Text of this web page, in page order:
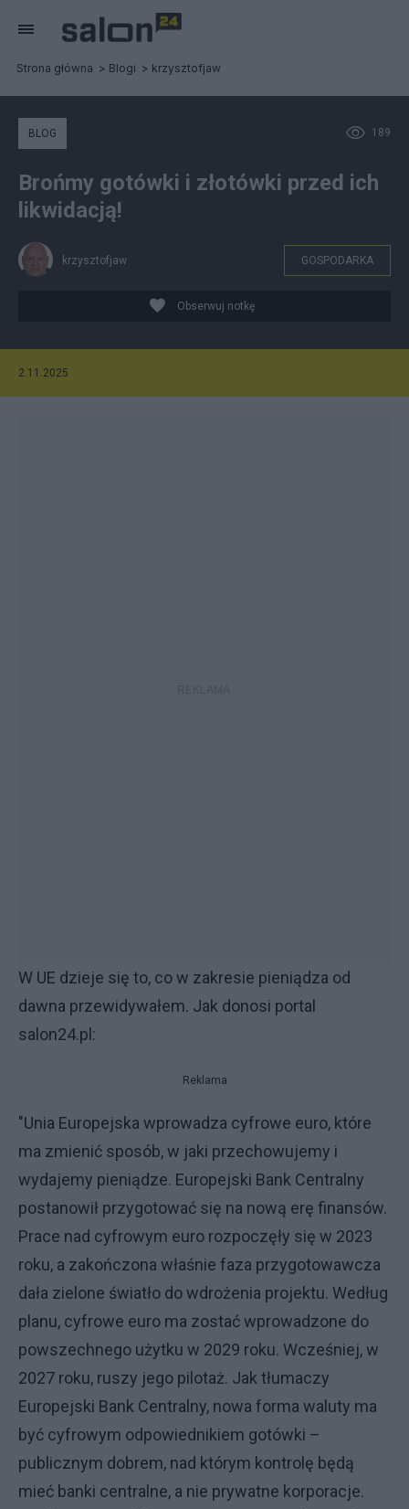
Strona główna Blogi krzysztofjaw
189
BLOG
Brońmy gotówki i złotówki przed ich
likwidacją!
krzysztofjaw GOSPODARKA
Obserwuj notkę
2.11.2025
W UE dzieje się to, co w zakresie pieniądza od
dawna przewidywałem. Jak donosi portal
salon24.pl:
Reklama
"Unia Europejska wprowadza cyfrowe euro, które
ma zmienić sposób, w jaki przechowujemy i
wydajemy pieniądze. Europejski Bank Centralny
postanowił przygotować się na nową erę finansów.
Prace nad cyfrowym euro rozpoczęły się w 2023
roku, a zakończona właśnie faza przygotowawcza
dała zielone światło do wdrożenia projektu. Według
planu, cyfrowe euro ma zostać wprowadzone do
powszechnego użytku w 2029 roku. Wcześniej, w
2027 roku, ruszy jego pilotaż. Jak tłumaczy
Europejski Bank Centralny, nowa forma waluty ma
być cyfrowym odpowiednikiem gotówki –
publicznym dobrem, nad którym kontrolę będą
mieć banki centralne, a nie prywatne korporacje.